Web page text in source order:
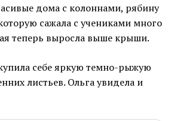
дома с колоннами, рябину
сажала с учениками много
теперь выросла выше крыши.
себе яркую темно-рыжую
листьев. Ольга увидела и